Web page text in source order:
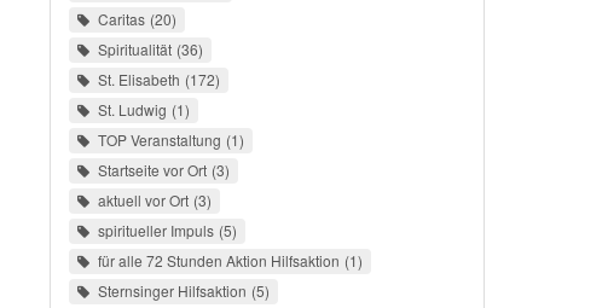
Caritas 20
Spiritualität 36
St. Elisabeth 172
St. Ludwig 1
TOP Veranstaltung 1
Startseite vor Ort 3
aktuell vor Ort 3
spiritueller Impuls 5
für alle 72 Stunden Aktion Hilfsaktion 1
Sternsinger Hilfsaktion 5